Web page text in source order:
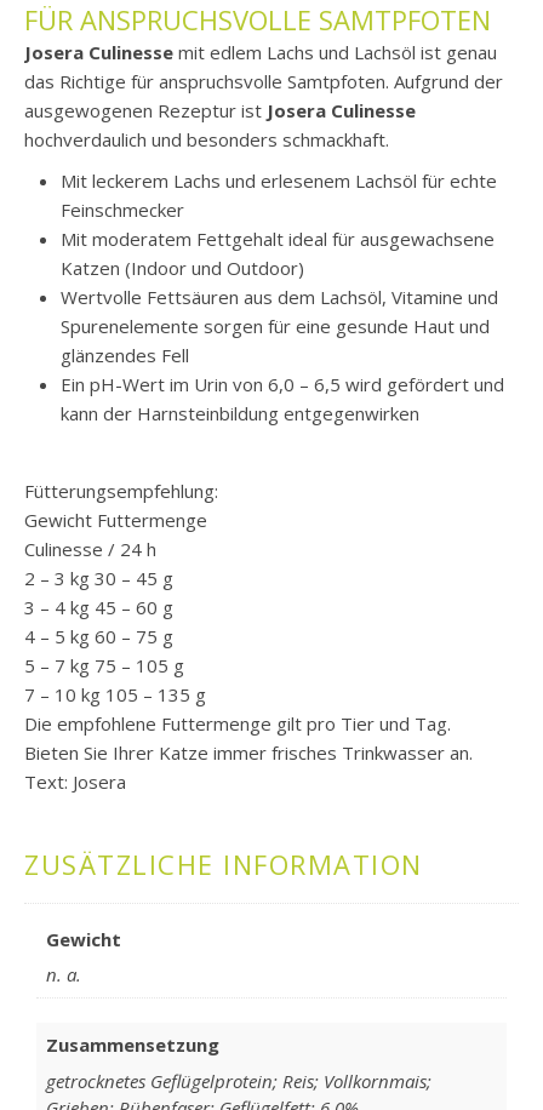
FÜR ANSPRUCHSVOLLE SAMTPFOTEN
Josera Culinesse mit edlem Lachs und Lachsöl ist genau
das Richtige für anspruchsvolle Samtpfoten. Aufgrund der
ausgewogenen Rezeptur ist Josera Culinesse
hochverdaulich und besonders schmackhaft.
Mit leckerem Lachs und erlesenem Lachsöl für echte
Feinschmecker
Mit moderatem Fettgehalt ideal für ausgewachsene
Katzen (Indoor und Outdoor)
Wertvolle Fettsäuren aus dem Lachsöl, Vitamine und
Spurenelemente sorgen für eine gesunde Haut und
glänzendes Fell
Ein pH-Wert im Urin von 6,0 – 6,5 wird gefördert und
kann der Harnsteinbildung entgegenwirken
Fütterungsempfehlung:
Gewicht Futtermenge
Culinesse / 24 h
2 – 3 kg 30 – 45 g
3 – 4 kg 45 – 60 g
4 – 5 kg 60 – 75 g
5 – 7 kg 75 – 105 g
7 – 10 kg 105 – 135 g
Die empfohlene Futtermenge gilt pro Tier und Tag.
Bieten Sie Ihrer Katze immer frisches Trinkwasser an.
Text: Josera
ZUSÄTZLICHE INFORMATION
Gewicht
n. a.
Zusammensetzung
getrocknetes Geflügelprotein; Reis; Vollkornmais;